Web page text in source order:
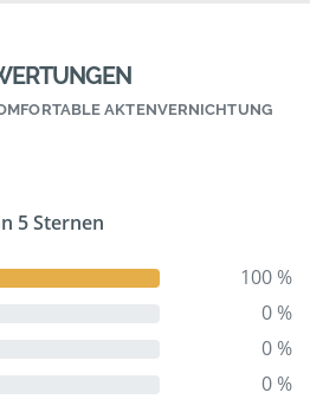
AKTENVERNICHTUNG
5 Sternen
100 %
0 %
0 %
0 %